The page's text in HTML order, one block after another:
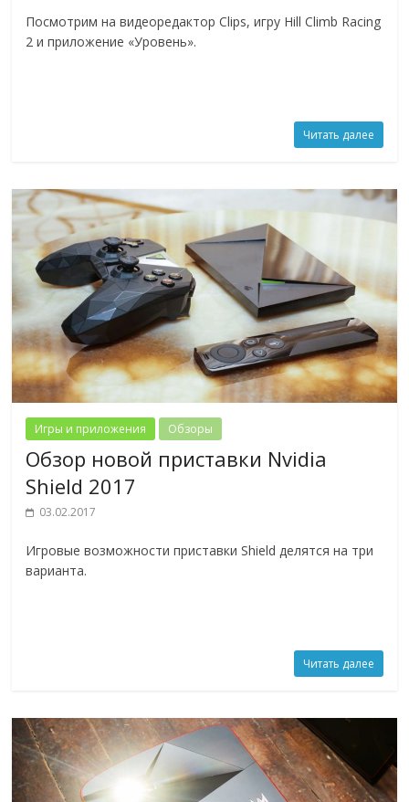
Посмотрим на видеоредактор Clips, игру Hill Climb Racing
2 и приложение «Уровень».
Читать далее
Игры и приложения Обзоры
Обзор новой приставки Nvidia
Shield 2017
03.02.2017
Игровые возможности приставки Shield делятся на три
варианта.
Читать далее